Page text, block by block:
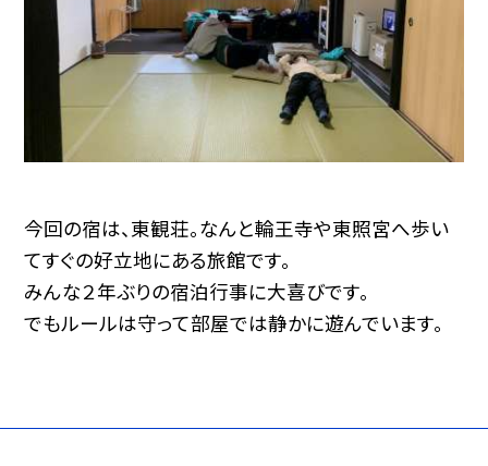
今回の宿は、東観荘。なんと輪王寺や東照宮へ歩い
てすぐの好立地にある旅館です。
みんな２年ぶりの宿泊行事に大喜びです。
でもルールは守って部屋では静かに遊んでいます。